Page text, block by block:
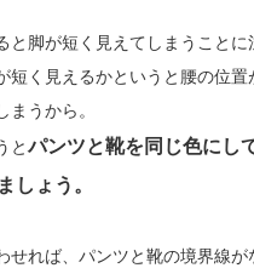
と脚が短く見えてしまうことに
短く見えるかというと腰の位置
まうから。
とパンツと靴を同じ色にし
しょう。
せれば、パンツと靴の境界線が